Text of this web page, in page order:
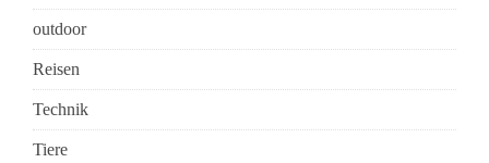
outdoor
Reisen
Technik
Tiere